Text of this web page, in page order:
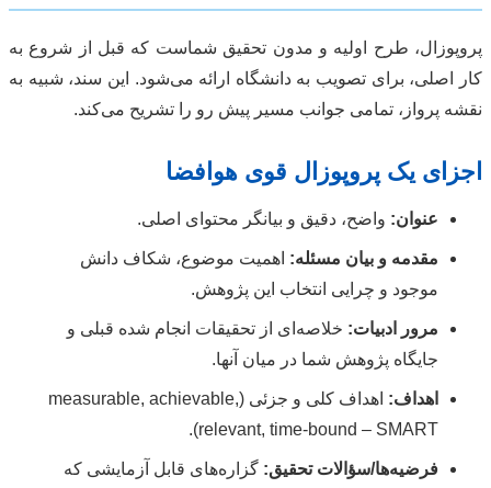
پروپوزال، طرح اولیه و مدون تحقیق شماست که قبل از شروع به
کار اصلی، برای تصویب به دانشگاه ارائه می‌شود. این سند، شبیه به
نقشه پرواز، تمامی جوانب مسیر پیش رو را تشریح می‌کند.
اجزای یک پروپوزال قوی هوافضا
عنوان: واضح، دقیق و بیانگر محتوای اصلی.
مقدمه و بیان مسئله: اهمیت موضوع، شکاف دانش
موجود و چرایی انتخاب این پژوهش.
مرور ادبیات: خلاصه‌ای از تحقیقات انجام شده قبلی و
جایگاه پژوهش شما در میان آنها.
اهداف:
اهداف کلی و جزئی (measurable, achievable,
relevant, time-bound – SMART).
فرضیه‌ها/سؤالات تحقیق: گزاره‌های قابل آزمایشی که